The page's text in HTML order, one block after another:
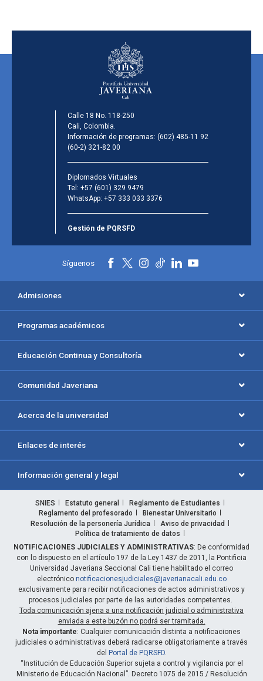
Calle 18 No. 118-250
Cali, Colombia.
Información de programas: (602) 485-11 92
(60-2) 321-82 00
Diplomados Virtuales
Tel: +57 (601) 329 9479
WhatsApp: +57 333 033 3376
Gestión de PQRSFD
Síguenos
Admisiones
Programas académicos
Educación Continua y Consultoría
Comunidad Javeriana
Acerca de la universidad
Enlaces de interés
Información general y legal
SNIES Estatuto general
Reglamento de Estudiantes
Reglamento del profesorado
Bienestar Universitario
Resolución de la personería Jurídica
Aviso de privacidad
Política de tratamiento de datos
NOTIFICACIONES JUDICIALES Y ADMINISTRATIVAS: De conformidad
con lo dispuesto en el artículo 197 de la Ley 1437 de 2011, la Pontificia
Universidad Javeriana Seccional Cali tiene habilitado el correo
electrónico notificacionesjudiciales@javerianacali.edu.co
exclusivamente para recibir notificaciones de actos administrativos y
procesos judiciales por parte de las autoridades competentes.
Toda comunicación ajena a una notificación judicial o administrativa
enviada a este buzón no podrá ser tramitada.
Nota importante: Cualquier comunicación distinta a notificaciones
judiciales o administrativas deberá radicarse obligatoriamente a través
del Portal de PQRSFD.
“Institución de Educación Superior sujeta a control y vigilancia por el
Ministerio de Educación Nacional”. Decreto 1075 de 2015 / Resolución